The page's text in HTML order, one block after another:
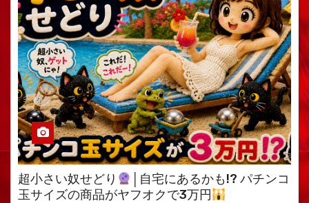
超小さい奴せどり
│自宅にあるかも!? パチンコ
玉サイズの商品がヤフオクで3万円